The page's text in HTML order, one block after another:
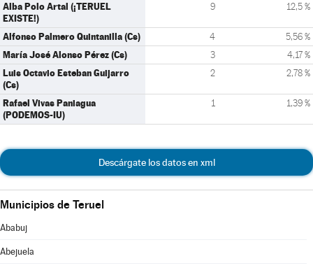
Alba Polo Artal (¡TERUEL
EXISTE!)
9 12,5 %
Alfonso Palmero Quintanilla (Cs) 4 5,56 %
María José Alonso Pérez (Cs) 3 4,17 %
Luis Octavio Esteban Guijarro
(Cs)
2 2,78 %
Rafael Vivas Paniagua
(PODEMOS-IU)
1 1,39 %
Descárgate los datos en xml
Municipios de Teruel
Ababuj
Abejuela